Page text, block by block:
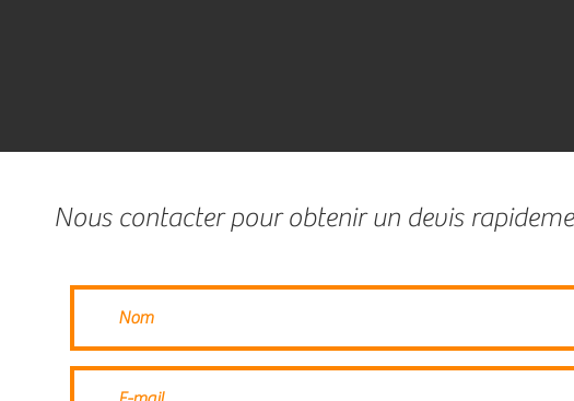
Nous contacter pour obtenir un devis